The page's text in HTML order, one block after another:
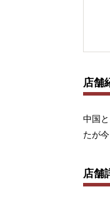
店舗
中国
たが
店舗